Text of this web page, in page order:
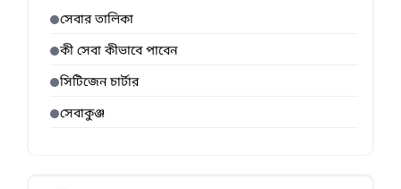
সেবার তালিকা
কী সেবা কীভাবে পাবেন
সিটিজেন চার্টার
সেবাকুঞ্জ